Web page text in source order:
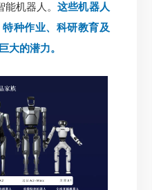
能机器人。这些机器人
种作业、科研教育及
大的潜力。